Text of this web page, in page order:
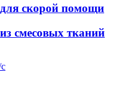
скорой помощи
смесовых тканий